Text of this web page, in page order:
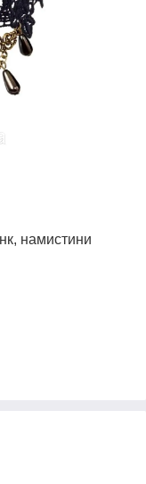
намистини